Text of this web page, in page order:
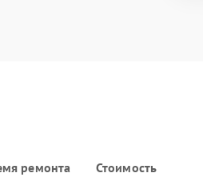
ремонта Стоимость